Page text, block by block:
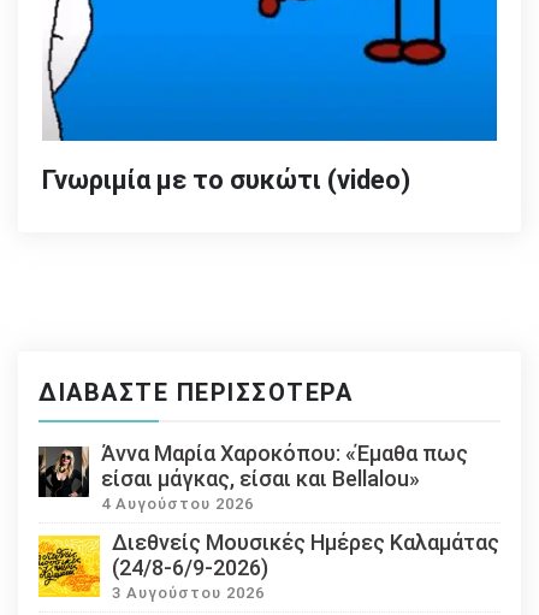
Γνωριμία με το συκώτι (video)
ΔΙΑΒΆΣΤΕ ΠΕΡΙΣΣΌΤΕΡΑ
Άννα Μαρία Χαροκόπου: «Έμαθα πως
είσαι μάγκας, είσαι και Bellalou»
4 Αυγούστου 2026
Διεθνείς Μουσικές Ημέρες Καλαμάτας
(24/8-6/9-2026)
3 Αυγούστου 2026